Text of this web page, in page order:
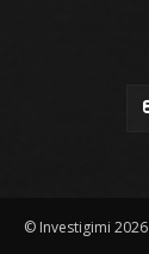
© Investigimi 2026